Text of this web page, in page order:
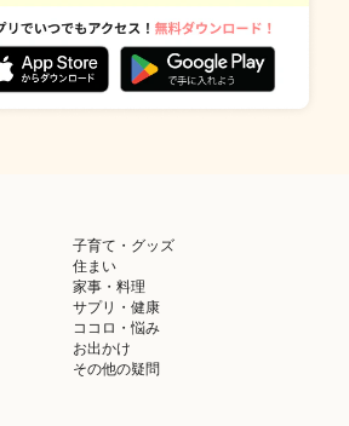
子育て・グッズ
住まい
家事・料理
サプリ・健康
ココロ・悩み
お出かけ
その他の疑問